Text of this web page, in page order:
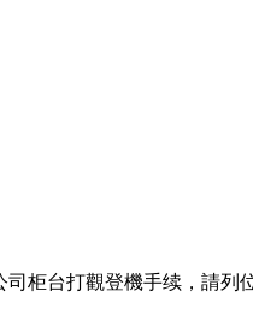
柜台打觀登機手续，請列